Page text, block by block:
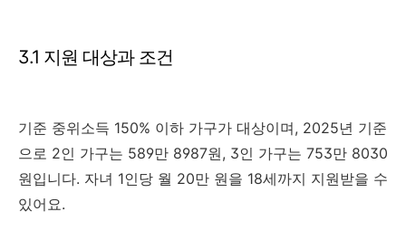
3.1 지원 대상과 조건
기준 중위소득 150% 이하 가구가 대상이며, 2025년 기준
으로 2인 가구는 589만 8987원, 3인 가구는 753만 8030
원입니다. 자녀 1인당 월 20만 원을 18세까지 지원받을 수
있어요.